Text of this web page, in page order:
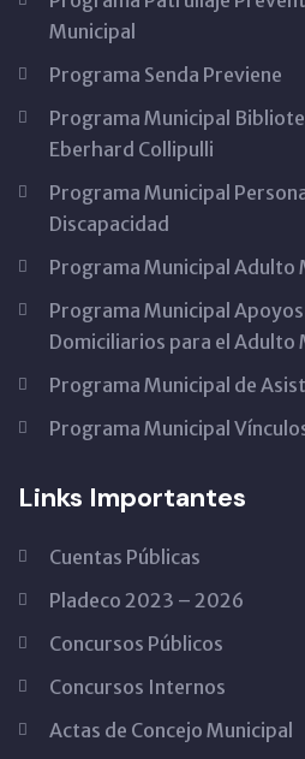
Municipal
Programa Senda Previene
Programa Municipal
Eberhard Collipulli
Programa Municipal
Discapacidad
Programa Municipal Adulto
Programa Municipal
Domiciliarios para el Adulto
Programa Municipal de
Programa Municipal
Links Importantes
Cuentas Públicas
Pladeco 2023 – 2026
Concursos Públicos
Concursos Internos
Actas de Concejo Municipal